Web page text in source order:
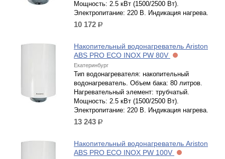
Мощность: 2.5 кВт (1500/2500 Вт).
Электропитание: 220 В. Индикация нагрева.
10 172 р.
Накопительный водонагреватель Ariston
ABS PRO ECO INOX PW 80V
Екатеринбург
Тип водонагревателя: накопительный
водонагреватель. Объем бака: 80 литров.
Нагревательный элемент: трубчатый.
Мощность: 2.5 кВт (1500/2500 Вт).
Электропитание: 220 В. Индикация нагрева.
13 243 р.
Накопительный водонагреватель Ariston
ABS PRO ECO INOX PW 100V